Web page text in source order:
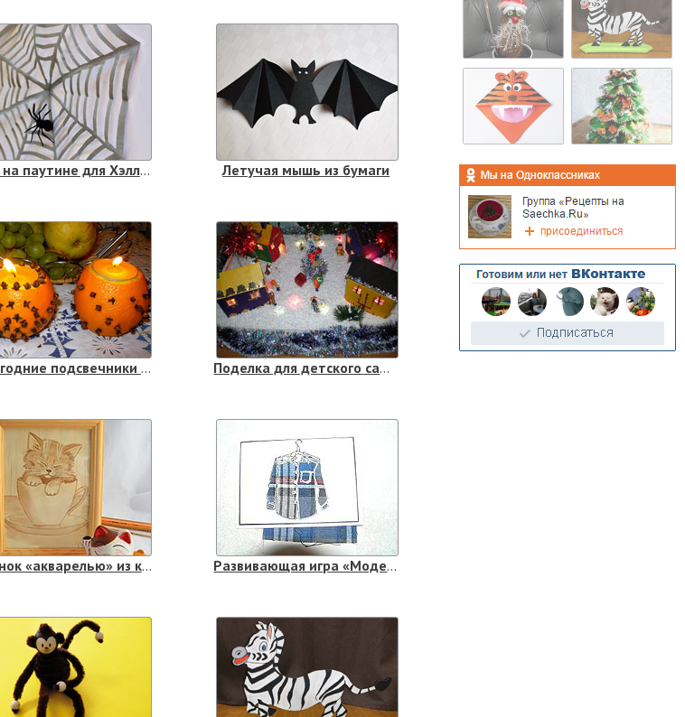
Паук на паутине для Хэллоуина Летучая мышь из бумаги
Новогодние подсвечники из апельсинов Поделка для детского садика «Новогодняя сказка»
Рисунок «акварелью» из кофе Развивающая игра «Модельер»